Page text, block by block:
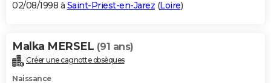
02/08/1998 à Saint-Priest-en-Jarez (Loire)
Malka MERSEL (91 ans)
Créer une cagnotte obsèques
Naissance